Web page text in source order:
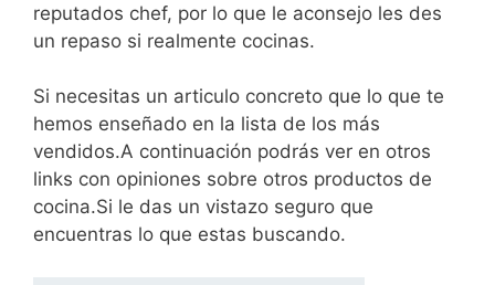
reputados chef, por lo que le aconsejo les des
un repaso si realmente cocinas.
Si necesitas un articulo concreto que lo que te
hemos enseñado en la lista de los más
vendidos.A continuación podrás ver en otros
links con opiniones sobre otros productos de
cocina.Si le das un vistazo seguro que
encuentras lo que estas buscando.